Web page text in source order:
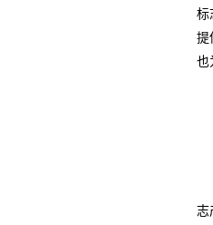
标
提
也
志